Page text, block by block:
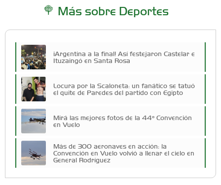
Más sobre Deportes
¡Argentina a la final! Así festejaron Castelar e
Ituzaingó en Santa Rosa
Locura por la Scaloneta: un fanático se tatuó
el quite de Paredes del partido con Egipto
Mirá las mejores fotos de la 44º Convención
en Vuelo
Más de 300 aeronaves en acción: la
Convención en Vuelo volvió a llenar el cielo en
General Rodríguez
Aviones experimentales y acrobacia aérea: